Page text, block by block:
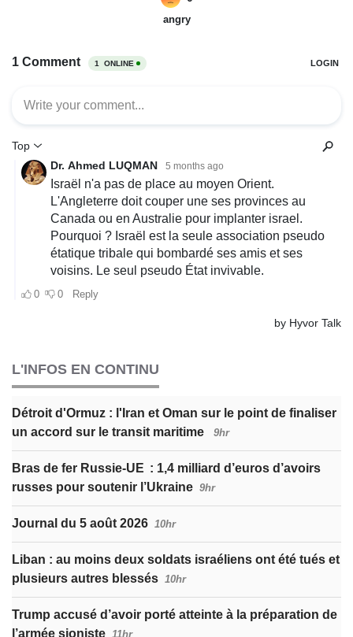
L'INFOS EN CONTINU
Détroit d'Ormuz : l'Iran et Oman sur le point de finaliser
un accord sur le transit maritime
9hr
Bras de fer Russie-UE : 1,4 milliard d’euros d’avoirs
russes pour soutenir l’Ukraine 9hr
Journal du 5 août 2026 10hr
Liban : au moins deux soldats israéliens ont été tués et
plusieurs autres blessés 10hr
Trump accusé d’avoir porté atteinte à la préparation de
l’armée sioniste 11hr